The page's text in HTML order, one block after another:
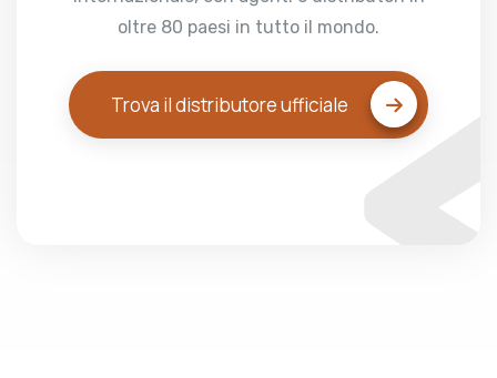
oltre 80 paesi in tutto il mondo.
Trova il distributore ufficiale